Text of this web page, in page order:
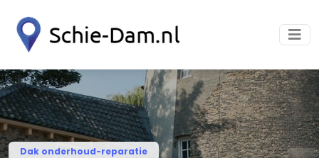
Dak onderhoud-reparatie